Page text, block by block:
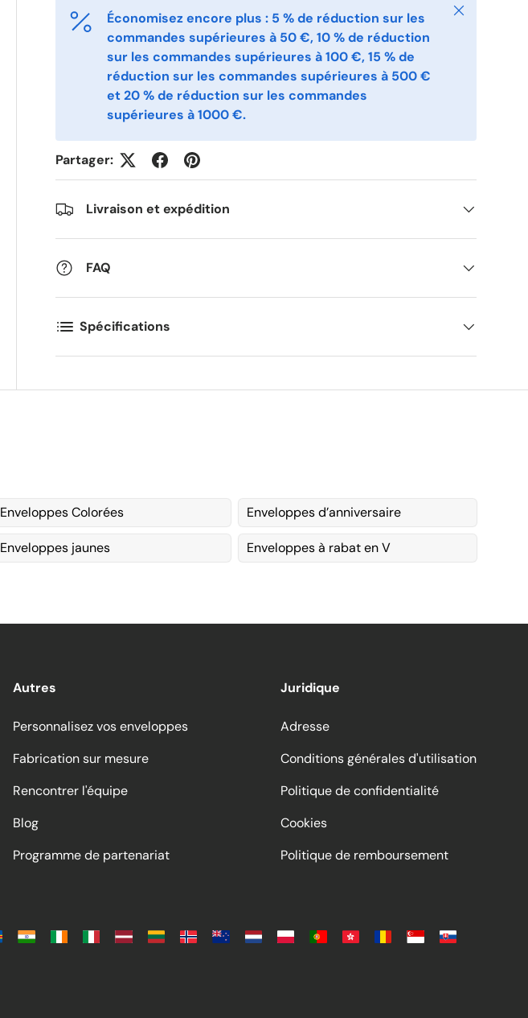
Économisez encore plus : 5 % de réduction sur les
commandes supérieures à 50 €, 10 % de réduction
sur les commandes supérieures à 100 €, 15 % de
réduction sur les commandes supérieures à 500 €
et 20 % de réduction sur les commandes
supérieures à 1000 €.
Fermer
Partager:
Livraison et expédition
FAQ
Spécifications
Enveloppes Colorées Enveloppes d’anniversaire
Enveloppes jaunes Enveloppes à rabat en V
Autres
Personnalisez vos enveloppes
Fabrication sur mesure
Rencontrer l'équipe
Blog
Programme de partenariat
Juridique
Adresse
Conditions générales d'utilisation
Politique de confidentialité
Cookies
Politique de remboursement